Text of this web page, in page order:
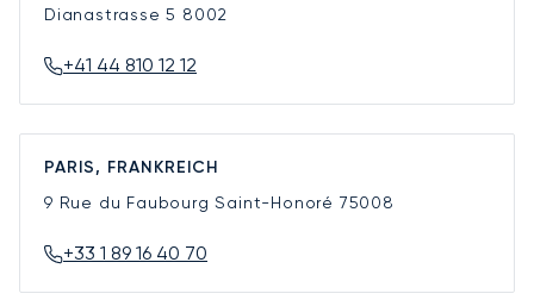
Dianastrasse 5 8002
+41 44 810 12 12
PARIS, FRANKREICH
9 Rue du Faubourg Saint-Honoré 75008
+33 1 89 16 40 70